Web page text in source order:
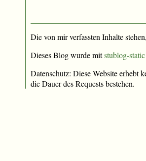
Die von mir verfassten Inhalte
Dieses Blog wurde mitstublog-static
Datenschutz: Diese Website erhebt
die Dauer des Requests bestehen.